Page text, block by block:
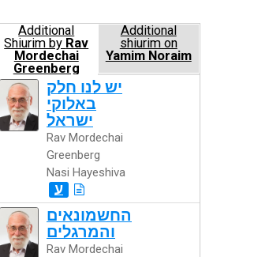
Additional
Shiurim by Rav
Mordechai
Greenberg
Nasi Hayeshiva
Additional
shiurim on
Yamim Noraim
יש לנו חלק
באלוקי
ישראל
Rav Mordechai
Greenberg
Nasi Hayeshiva
ע
החשמונאים
והמרגלים
Rav Mordechai